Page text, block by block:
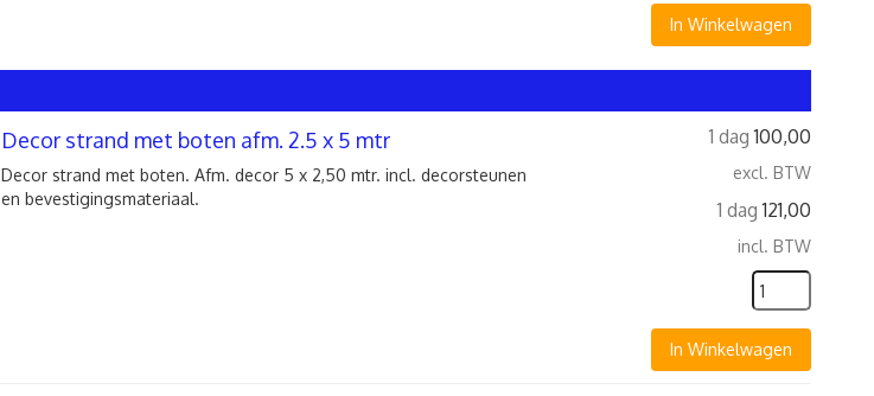
In Winkelwagen
1 dag 100,00
excl. BTW
1 dag 121,00
incl. BTW
In Winkelwagen
Decor strand met boten afm. 2.5 x 5 mtr
Decor strand met boten. Afm. decor 5 x 2,50 mtr. incl. decorsteunen
en bevestigingsmateriaal.